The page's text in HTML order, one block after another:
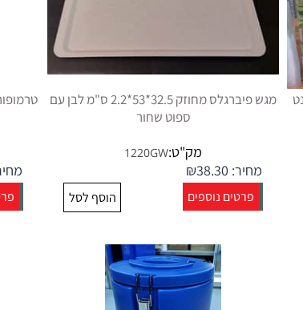
מגש פיברגלס מחוזק 32.5*53*2.2 ס"מ לבן עם
ספוט שחור
מק"ט:1220GW
מחיר: ₪38.30
פרטים נוספים הוסף לסל